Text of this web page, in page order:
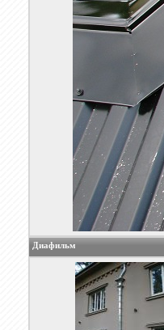
Диафильм